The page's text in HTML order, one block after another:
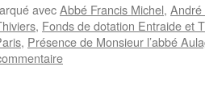
avecAbbé Francis Michel, André
, Fonds de dotation Entraide et
, Présence de Monsieur l’abbé